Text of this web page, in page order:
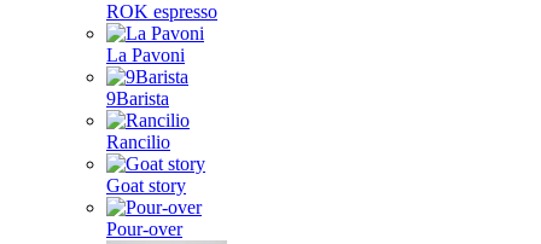
ROK espresso
La Pavoni
9Barista
Rancilio
Goat story
Pour-over